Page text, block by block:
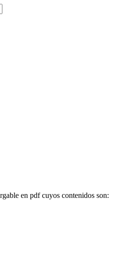
en pdf cuyos contenidos son: